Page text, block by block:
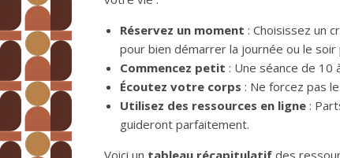
Réservez un moment : Choisissez un
pour bien démarrer la journée ou le
Commencez petit : Une séance de 10
Écoutez votre corps : Ne forcez pas
Utilisez des ressources en ligne :
guideront parfaitement.
Voici un tableau récapitulatif des